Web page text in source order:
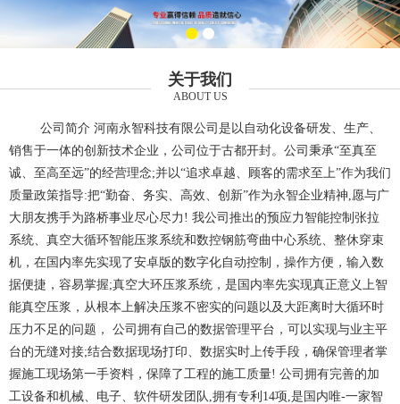
关于我们
ABOUT US
公司简介 河南永智科技有限公司是以自动化设备研发、生产、
销售于一体的创新技术企业，公司位于古都开封。公司秉承“至真至
诚、至高至远”的经营理念;并以“追求卓越、顾客的需求至上”作为我们
质量政策指导:把“勤奋、务实、高效、创新”作为永智企业精神,愿与广
大朋友携手为路桥事业尽心尽力! 我公司推出的预应力智能控制张拉
系统、真空大循环智能压浆系统和数控钢筋弯曲中心系统、整休穿束
机，在国内率先实现了安卓版的数字化自动控制，操作方便，输入数
据便捷，容易掌握;真空大环压浆系统，是国内率先实现真正意义上智
能真空压浆，从根本上解决压浆不密实的问题以及大距离时大循环时
压力不足的问题， 公司拥有自己的数据管理平台，可以实现与业主平
台的无缝对接;结合数据现场打印、数据实时上传手段，确保管理者掌
握施工现场第一手资料，保障了工程的施工质量! 公司拥有完善的加
工设备和机械、电子、软件研发团队,拥有专利14项,是国内唯-一家智